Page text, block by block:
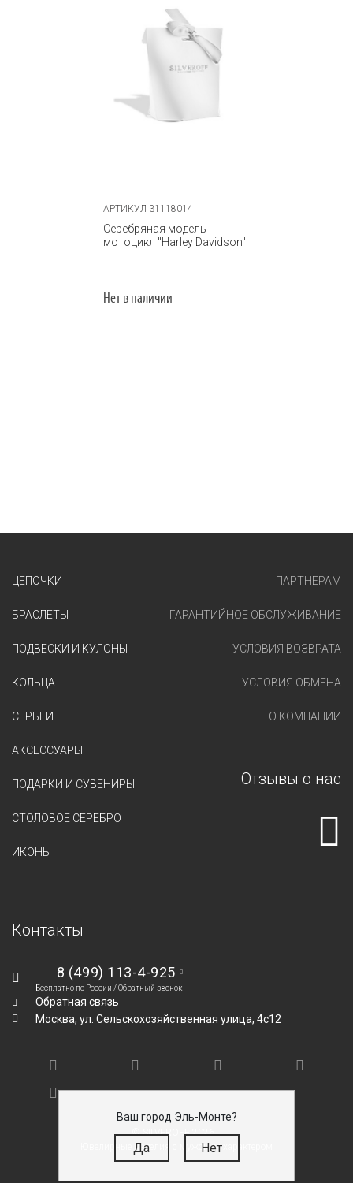
Ваш город Эль-Монте?
Да Нет
АРТИКУЛ 31118014
Серебряная модель
мотоцикл "Harley Davidson"
Нет в наличии
ЦЕПОЧКИ
БРАСЛЕТЫ
ПОДВЕСКИ И КУЛОНЫ
КОЛЬЦА
СЕРЬГИ
АКСЕССУАРЫ
ПОДАРКИ И СУВЕНИРЫ
СТОЛОВОЕ СЕРЕБРО
ИКОНЫ
ПАРТНЕРАМ
ГАРАНТИЙНОЕ ОБСЛУЖИВАНИЕ
УСЛОВИЯ ВОЗВРАТА
УСЛОВИЯ ОБМЕНА
О КОМПАНИИ
Отзывы о нас
Контакты
8 (499) 113-4-925
Бесплатно по России /Обратный звонок
Обратная связь
Москва, ул. Сельскохозяйственная улица, 4с12
© SILVEROFF 2026
Ювелирные изделия с мужским характером